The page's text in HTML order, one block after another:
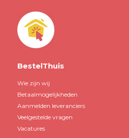
BestelThuis
Wie zijn wij
Betaalmogelijkheden
Aanmelden leveranciers
Veelgestelde vragen
Vacatures